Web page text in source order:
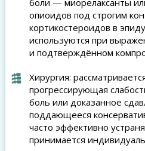
боли — миорелаксанты
опиоидов под строгим
кортикостероидов в
используются при
и подтверждённом
Хирургия:
прогрессирующая
боль или доказанное
поддающееся
часто эффективно
принимается